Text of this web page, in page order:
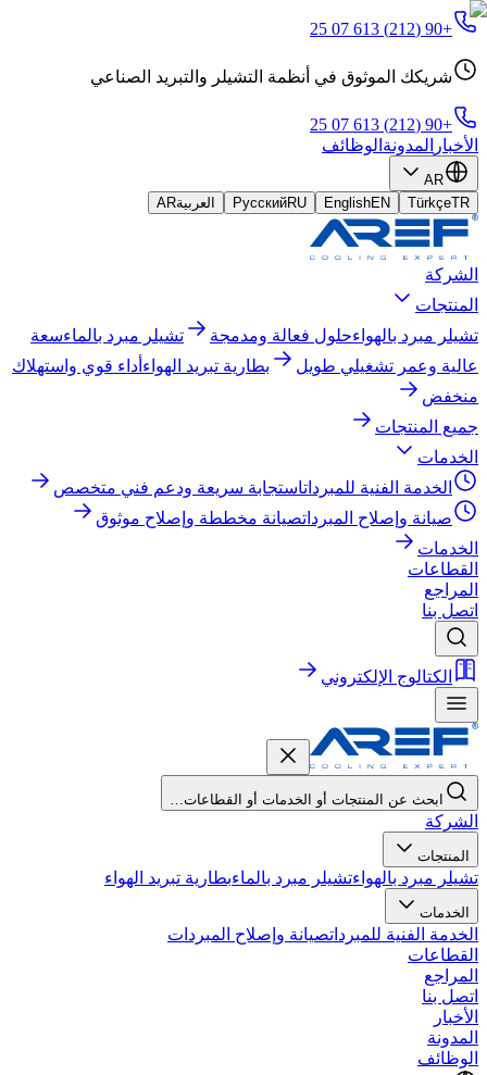
+90 (212) 613 07 25
شريكك الموثوق في أنظمة التشيلر والتبريد الصناعي
+90 (212) 613 07 25
الأخبار المدونة الوظائف
AR
TürkçeTR
EnglishEN
РусскийRU العربيةAR
الشركة
المنتجات
تشيلر مبرد بالهواءحلول فعالة ومدمجة تشيلر مبرد بالماءسعة
عالية وعمر تشغيلي طويل
بطارية تبريد الهواء أداء قوي واستهلاك
منخفض
جميع المنتجات
الخدمات
الخدمة الفنية للمبرداتاستجابة سريعة ودعم فني متخصص
صيانة وإصلاح المبرداتصيانة مخططة وإصلاح موثوق
الخدمات
القطاعات
المراجع
اتصل بنا
الكتالوج الإلكتروني
ابحث عن المنتجات أو الخدمات أو القطاعات…
الشركة
المنتجات
تشيلر مبرد بالهواءتشيلر مبرد بالماءبطارية تبريد الهواء
الخدمات
الخدمة الفنية للمبرداتصيانة وإصلاح المبردات
القطاعات
المراجع
اتصل بنا
الأخبار
المدونة
الوظائف